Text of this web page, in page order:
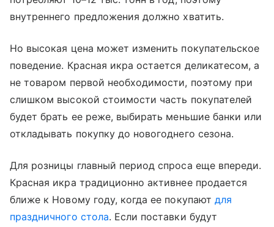
внутреннего предложения должно хватить.
Но высокая цена может изменить покупательское
поведение. Красная икра остается деликатесом, а
не товаром первой необходимости, поэтому при
слишком высокой стоимости часть покупателей
будет брать ее реже, выбирать меньшие банки или
откладывать покупку до новогоднего сезона.
Для розницы главный период спроса еще впереди.
Красная икра традиционно активнее продается
ближе к Новому году, когда ее покупают для
праздничного стола. Если поставки будут